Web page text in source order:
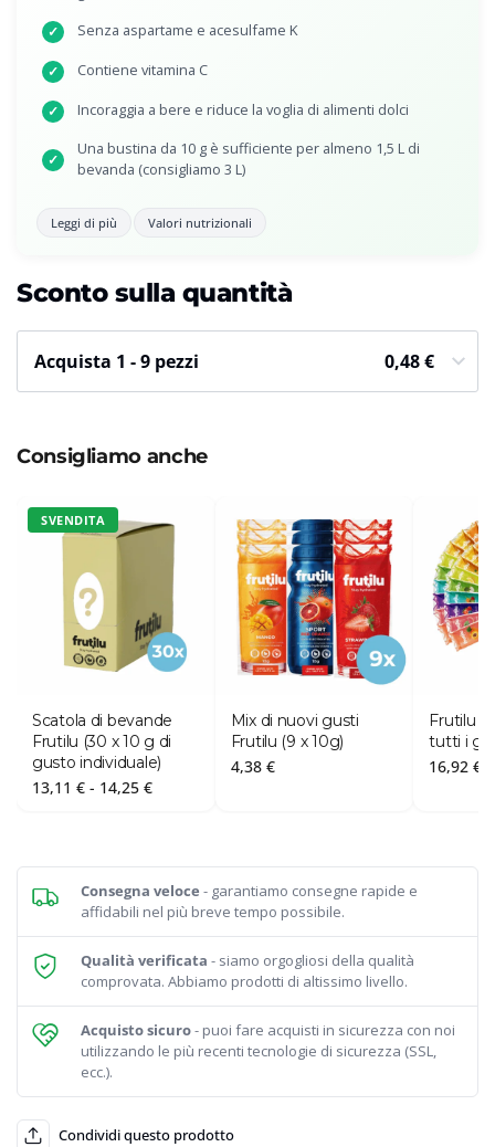
✓ Senza aspartame e acesulfame K
✓ Contiene vitamina C
✓ Incoraggia a bere e riduce la voglia di alimenti dolci
✓
Una bustina da 10 g è sufficiente per almeno 1,5 L di
bevanda (consigliamo 3 L)
Leggi di più Valori nutrizionali
Sconto sulla quantità
Acquista 1 - 9 pezzi 0,48€
Consigliamo anche
SVENDITA
Scatola di bevande
Frutilu (30 x 10 g di
gusto individuale)
13,11 € - 14,25 €Fascia
a
Mix di nuovi gusti
Frutilu (9 x 10g)
4,38 €
Frutilu
tutti i
16,92€
Consegna veloce - garantiamo consegne rapide e
affidabili nel più breve tempo possibile.
Qualità verificata - siamo orgogliosi della qualità
comprovata. Abbiamo prodotti di altissimo livello.
Acquisto sicuro- puoi fare acquisti in sicurezza con noi
utilizzando le più recenti tecnologie di sicurezza (SSL,
ecc.).
Condividi questo prodotto